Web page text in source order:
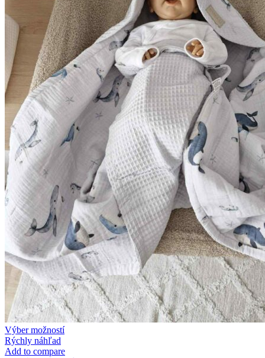
Výber možnostíThis
has
Rýchly náhľad
Add to compare